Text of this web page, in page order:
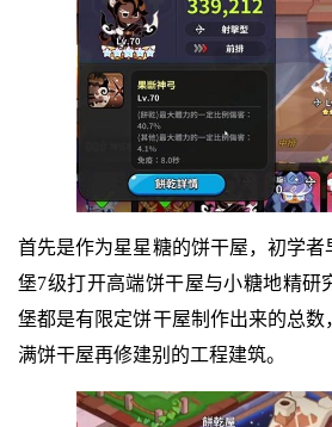
首先是作为星星糖的饼干屋，初学
堡7级打开高端饼干屋与小糖地精研
堡都是有限定饼干屋制作出来的总
满饼干屋再修建别的工程建筑。